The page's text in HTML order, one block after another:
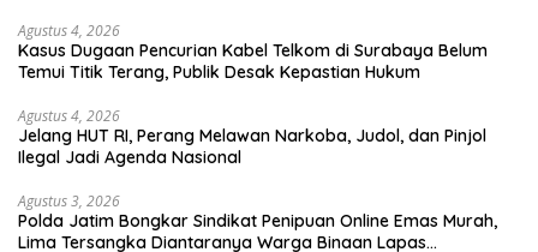
Agustus 4, 2026
Kasus Dugaan Pencurian Kabel Telkom di Surabaya Belum
Temui Titik Terang, Publik Desak Kepastian Hukum
Agustus 4, 2026
Jelang HUT RI, Perang Melawan Narkoba, Judol, dan Pinjol
Ilegal Jadi Agenda Nasional
Agustus 3, 2026
Polda Jatim Bongkar Sindikat Penipuan Online Emas Murah,
Lima Tersangka Diantaranya Warga Binaan Lapas